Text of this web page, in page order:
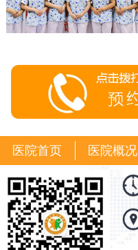
医院首页 医院概况